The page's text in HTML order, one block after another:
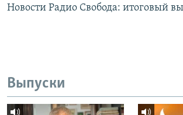
Новости Радио Свобода: итоговый
Выпуски